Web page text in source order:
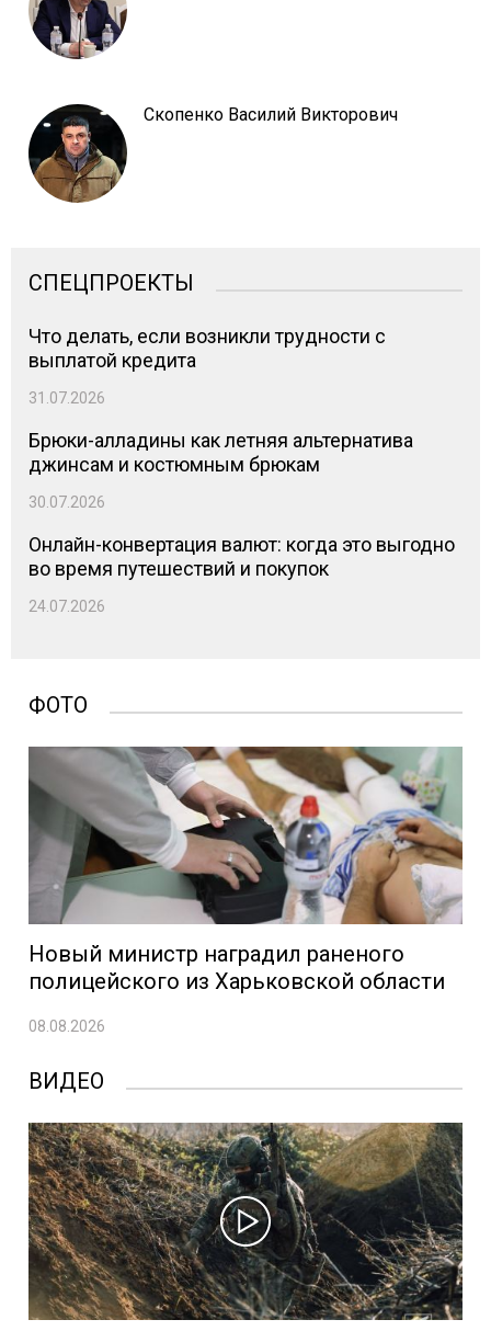
Скопенко Василий Викторович
СПЕЦПРОЕКТЫ
Что делать, если возникли трудности с
выплатой кредита
31.07.2026
Брюки-алладины как летняя альтернатива
джинсам и костюмным брюкам
30.07.2026
Онлайн-конвертация валют: когда это выгодно
во время путешествий и покупок
24.07.2026
ФОТО
Новый министр наградил раненого
полицейского из Харьковской области
08.08.2026
ВИДЕО